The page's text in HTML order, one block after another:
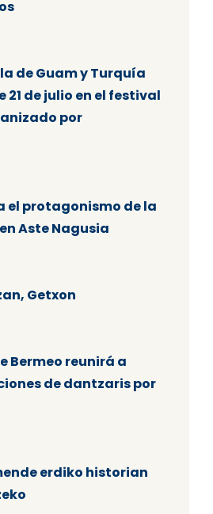
de Guam y Turquía
de julio en el festival
por
el protagonismo de la
Aste Nagusia
Getxon
Bermeo reunirá a
de dantzaris por
erdiko historian